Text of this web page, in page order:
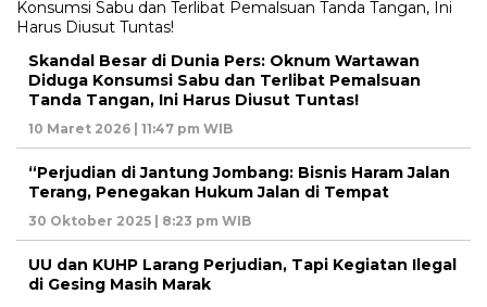
Skandal Besar di Dunia Pers: Oknum Wartawan
Diduga Konsumsi Sabu dan Terlibat Pemalsuan
Tanda Tangan, Ini Harus Diusut Tuntas!
10 Maret 2026 | 11:47 pm WIB
“Perjudian di Jantung Jombang: Bisnis Haram Jalan
Terang, Penegakan Hukum Jalan di Tempat
30 Oktober 2025 | 8:23 pm WIB
UU dan KUHP Larang Perjudian, Tapi Kegiatan Ilegal
di Gesing Masih Marak